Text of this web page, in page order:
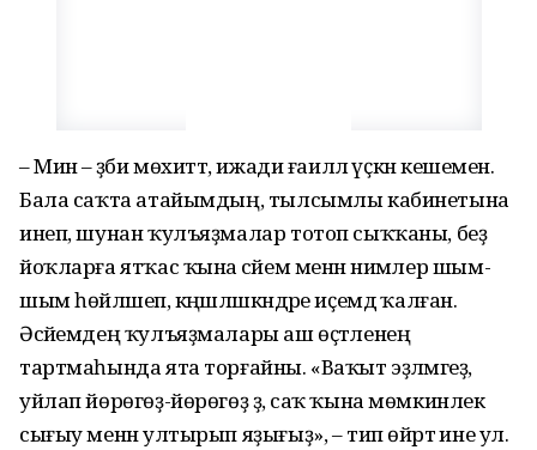
– Мин – әҙәби мөхиттә, ижади ғаиләлә үҫкән кешемен.
Бала саҡта атайымдың, тылсымлы кабинетына
инеп, шунан ҡулъяҙмалар тотоп сыҡҡаны, беҙ
йоҡларға ятҡас ҡына әсәйем менән нимәлер шым-
шым һөйләшеп, кәңәшләшкәндәре иҫемдә ҡалған.
Әсәйемдең ҡулъяҙмалары аш өҫтәленең
тартмаһында ята торғайны. «Ваҡыт эҙләмәгеҙ,
уйлап йөрөгөҙ-йөрөгөҙ ҙә, саҡ ҡына мөмкинлек
сығыу менән ултырып яҙығыҙ», – тип өйрәтә ине ул.